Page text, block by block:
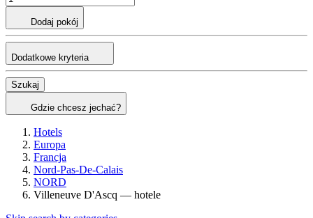
Dodaj pokój
Dodatkowe kryteria
Szukaj
Gdzie chcesz jechać?
Hotels
Europa
Francja
Nord-Pas-De-Calais
NORD
Villeneuve D'Ascq — hotele